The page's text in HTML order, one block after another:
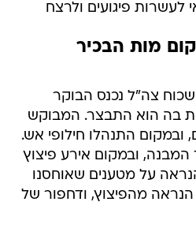
לעשרות פיגועים ולרצח
מות הבכיר
בעת שכוח צה"ל נכנס הבוקר
בה הוא התבצר. המבוקש
ובמקום התנהלו חילופי אש.
המבנה, ובמקום אירע פיצוץ
על מטענים שאוחסנו
מהפיצוץ, ודחפור של